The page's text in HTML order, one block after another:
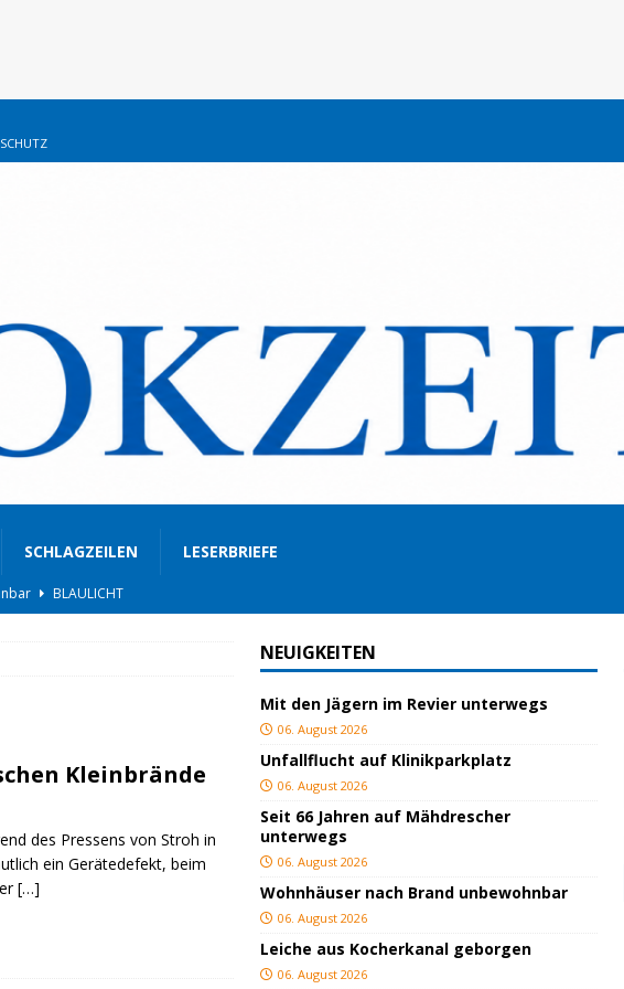
SCHLAGZEILEN LESERBRIEFE
BLAULICHT
JUGEND/BILDUNG
Kleinbrände
des Pressens von Stroh in
ein Gerätedefekt, beim
[…]
NEUIGKEITEN
Mit den Jägern im Revier unterwegs
06. August 2026
Unfallflucht auf Klinikparkplatz
06. August 2026
Seit 66 Jahren auf Mähdrescher
unterwegs
06. August 2026
Wohnhäuser nach Brand unbewohnbar
06. August 2026
Leiche aus Kocherkanal geborgen
06. August 2026